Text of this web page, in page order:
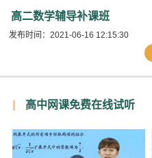
高二数学辅导补课班
发布时间：2021-06-16 12:15:30
高中网课免费在线试听